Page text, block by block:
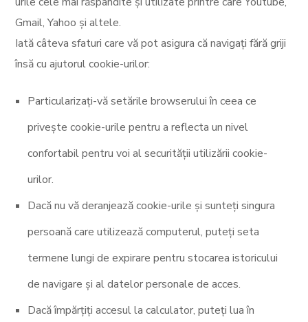
Gmail, Yahoo și altele.
Iată câteva sfaturi care vă pot asigura că navigați fără griji
însă cu ajutorul cookie-urilor:
Particularizați-vă setările browserului în ceea ce
privește cookie-urile pentru a reflecta un nivel
confortabil pentru voi al securității utilizării cookie-
urilor.
Dacă nu vă deranjează cookie-urile și sunteți singura
persoană care utilizează computerul, puteți seta
termene lungi de expirare pentru stocarea istoricului
de navigare și al datelor personale de acces.
Dacă împărțiți accesul la calculator, puteți lua în